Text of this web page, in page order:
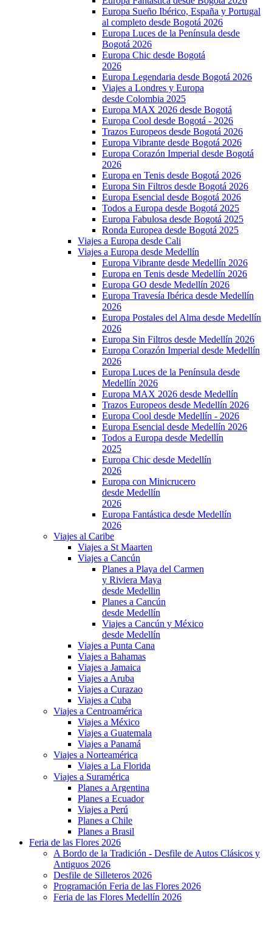
Europa Sueño Ibérico, España y Portugal
al completo desde Bogotá 2026
Europa Luces de la Península desde
Bogotá 2026
Europa Chic desde Bogotá
2026
Europa Legendaria desde Bogotá 2026
Viajes a Londres y Europa
desde Colombia 2025
Europa MAX 2026 desde Bogotá
Europa Cool desde Bogotá - 2026
Trazos Europeos desde Bogotá 2026
Europa Vibrante desde Bogotá 2026
Europa Corazón Imperial desde Bogotá
2026
Europa en Tenis desde Bogotá 2026
Europa Sin Filtros desde Bogotá 2026
Europa Esencial desde Bogotá 2026
Todos a Europa desde Bogotá 2025
Europa Fabulosa desde Bogotá 2025
Ronda Europea desde Bogotá 2025
Viajes a Europa desde Cali
Viajes a Europa desde Medellín
Europa Vibrante desde Medellín 2026
Europa en Tenis desde Medellín 2026
Europa GO desde Medellín 2026
Europa Travesía Ibérica desde Medellín
2026
Europa Postales del Alma desde Medellín
2026
Europa Sin Filtros desde Medellín 2026
Europa Corazón Imperial desde Medellín
2026
Europa Luces de la Península desde
Medellín 2026
Europa MAX 2026 desde Medellín
Trazos Europeos desde Medellín 2026
Europa Cool desde Medellín - 2026
Europa Esencial desde Medellín 2026
Todos a Europa desde Medellín
2025
Europa Chic desde Medellín
2026
Europa con Minicrucero
desde Medellín
2026
Europa Fantástica desde Medellín
2026
Viajes al Caribe
Viajes a St Maarten
Viajes a Cancún
Planes a Playa del Carmen
y Riviera Maya
desde Medellin
Planes a Cancún
desde Medellín
Viajes a Cancún y México
desde Medellín
Viajes a Punta Cana
Viajes a Bahamas
Viajes a Jamaica
Viajes a Aruba
Viajes a Curazao
Viajes a Cuba
Viajes a Centroamérica
Viajes a México
Viajes a Guatemala
Viajes a Panamá
Viajes a Norteamérica
Viajes a La Florida
Viajes a Suramérica
Planes a Argentina
Planes a Ecuador
Viajes a Perú
Planes a Chile
Planes a Brasil
Feria de las Flores 2026
A Bordo de la Tradición - Desfile de Autos Clásicos y
Antiguos 2026
Desfile de Silleteros 2026
Programación Feria de las Flores 2026
Feria de las Flores Medellín 2026